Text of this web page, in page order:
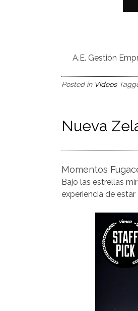
A.E. Gestión
Posted in Videos
Nueva
Momentos
Bajo las estrellas
experiencia de